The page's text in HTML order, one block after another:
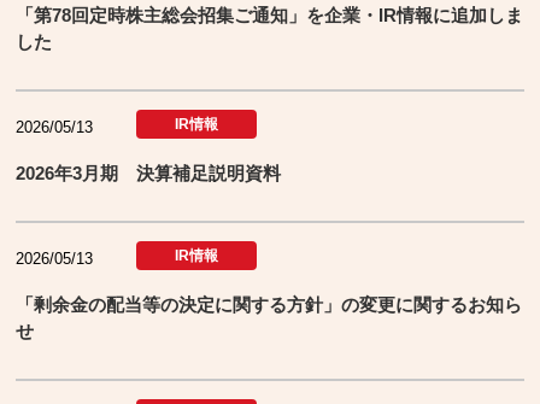
「第78回定時株主総会招集ご通知」を企業・IR情報に追加しま
した
2026/05/13 IR情報
2026年3月期 決算補足説明資料
2026/05/13 IR情報
「剰余金の配当等の決定に関する方針」の変更に関するお知ら
せ